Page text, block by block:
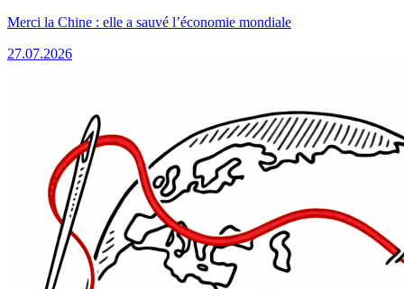
Merci la Chine : elle a sauvé l’économie mondiale
27.07.2026